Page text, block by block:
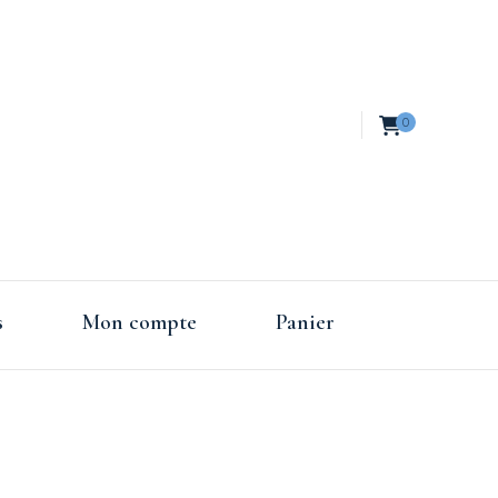
de
0
Mon compte Panier